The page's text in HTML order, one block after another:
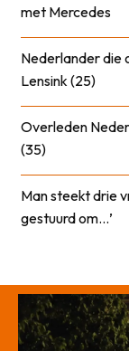
met Mercedes
Nederlander die
Lensink (25)
Overleden
(35)
Man steekt drie
gestuurd om…’